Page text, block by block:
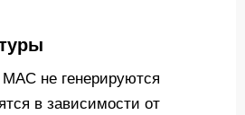
не генерируются
в зависимости от